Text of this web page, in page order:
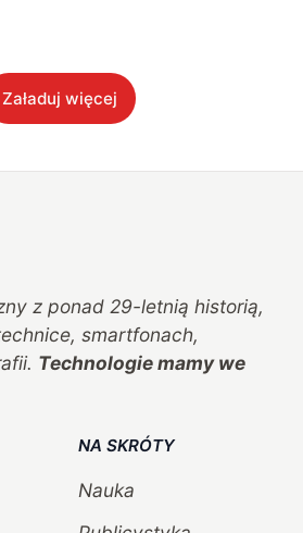
Załaduj więcej
z ponad29-letnią historią,
smartfonach,
Technologie mamy we
NA SKRÓTY
Nauka